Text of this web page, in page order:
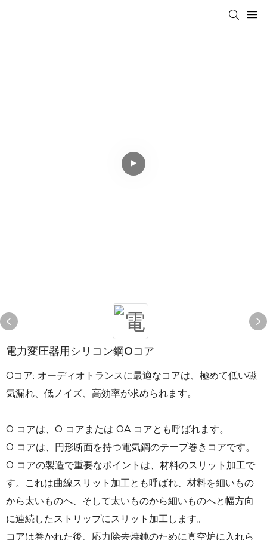
電力変圧器用シリコン鋼Oコア
Oコア: オーディオトランスに最適なコアは、極めて低い磁
気漏れ、低ノイズ、高効率が求められます。
O コアは、O コアまたは OA コアとも呼ばれます。
O コアは、円形断面を持つ電気鋼のテープ巻きコア​​です。
O コアの製造で重要なポイントは、材料のスリット加工で
す。これは曲線スリット加工とも呼ばれ、材料を細いもの
から太いものへ、そして太いものから細いものへと幅方向
に連続したストリップにスリット加工します。
コアは巻かれた後、応力除去焼鈍のために真空炉に入れら